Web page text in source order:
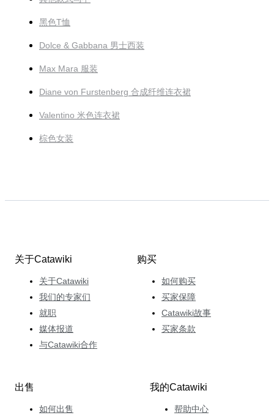
黑色T恤
Dolce & Gabbana 男士西装
Max Mara 服装
Diane von Furstenberg 合成纤维连衣裙
Valentino 米色连衣裙
棕色女装
关于Catawiki
关于Catawiki
我们的专家们
就职
媒体报道
与Catawiki合作
购买
如何购买
买家保障
Catawiki故事
买家条款
出售
如何出售
我的Catawiki
帮助中心